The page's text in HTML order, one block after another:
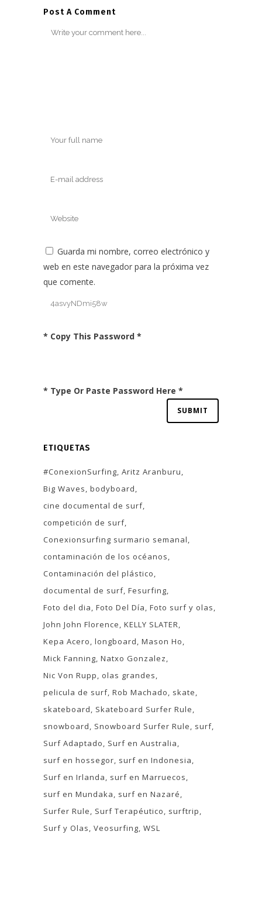
Post A Comment
Guarda mi nombre, correo electrónico y
web en este navegador para la próxima vez
que comente.
* Copy This Password *
* Type Or Paste Password Here *
ETIQUETAS
#ConexionSurfing Aritz Aranburu
Big Waves bodyboard
cine documental de surf
competición de surf
Conexionsurfing surmario semanal
contaminación de los océanos
Contaminación del plástico
documental de surf Fesurfing
Foto del dia Foto Del Día Foto surf y olas
John John Florence KELLY SLATER
Kepa Acero longboard Mason Ho
Mick Fanning Natxo Gonzalez
Nic Von Rupp
olas grandes
pelicula de surf Rob Machado
skate
skateboard
Skateboard Surfer Rule
snowboard
Snowboard Surfer Rule
surf
Surf Adaptado
Surf en Australia
surf en hossegor surf en Indonesia
Surf en Irlanda
surf en Marruecos
surf en Mundaka
surf en Nazaré
Surfer Rule
Surf Terapéutico
surftrip
Surf y Olas Veosurfing WSL